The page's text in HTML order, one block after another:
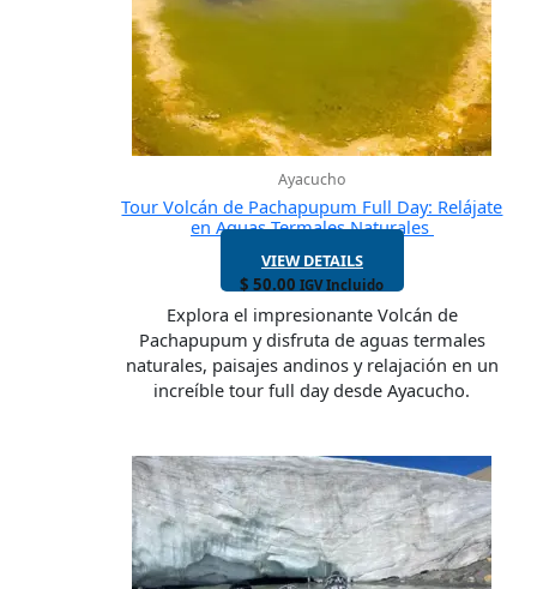
Ayacucho
Tour Volcán de Pachapupum Full Day: Relájate
en Aguas Termales Naturales
VIEW DETAILS
$ 50.00 IGV Incluido
Explora el impresionante Volcán de
Pachapupum y disfruta de aguas termales
naturales, paisajes andinos y relajación en un
increíble tour full day desde Ayacucho.